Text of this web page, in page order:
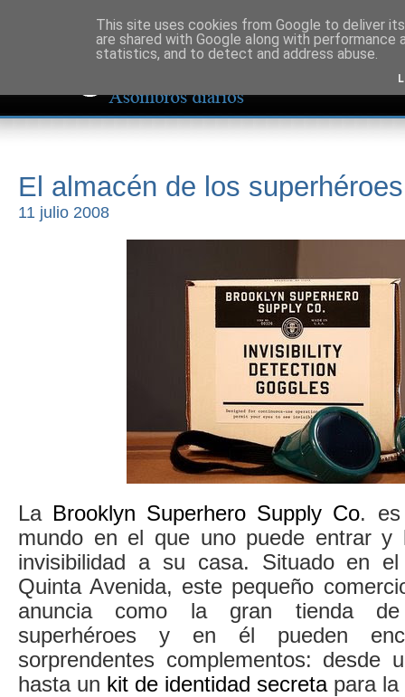
El almacén de los superhéroes
11 julio 2008
La Brooklyn Superhero Supply Co. es
mundo en el que uno puede entrar y
invisibilidad a su casa. Situado en
Quinta Avenida, este pequeño
anuncia como la gran tienda de
superhéroes y en él pueden
sorprendentes complementos: desde
hasta un kit de identidad secretapara la
This site uses cookies from Google to deliver
are shared with Google along with
statistics, and to detect and address abuse.